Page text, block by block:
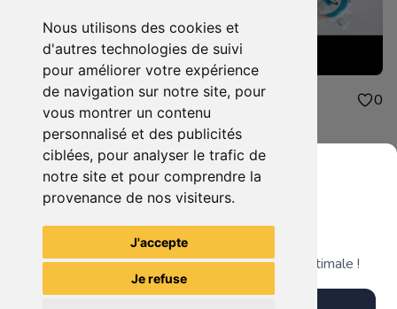
Nous utilisons des cookies et
d'autres technologies de suivi
pour améliorer votre expérience
de navigation sur notre site, pour
vous montrer un contenu
personnalisé et des publicités
ciblées, pour analyser le trafic de
notre site et pour comprendre la
provenance de nos visiteurs.
J'accepte
Je refuse
4.00€ 0
peluche mcdonald
4.00€ 0
Voir tous les articles du vendeur
Grenier du Geek
Télécharge notre app pour une expérience optimale !